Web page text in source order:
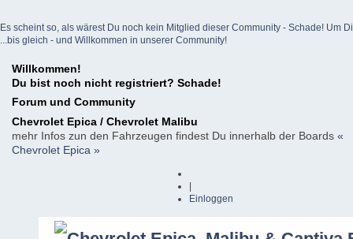
Es scheint so, als wärest Du noch kein Mitglied dieser Community - Schade! Um
...bis gleich - und Willkommen in unserer Community!
Willkommen!
Du bist noch nicht registriert? Schade!
Forum und Community
Chevrolet Epica / Chevrolet Malibu
mehr Infos zun den Fahrzeugen findest Du innerhalb der Boards «
Chevrolet Epica »
Einloggen